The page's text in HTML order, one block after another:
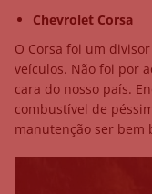
Chevrolet Corsa
O Corsa foi um
veículos. Não foi por
cara do nosso país.
combustível de
manutenção ser bem